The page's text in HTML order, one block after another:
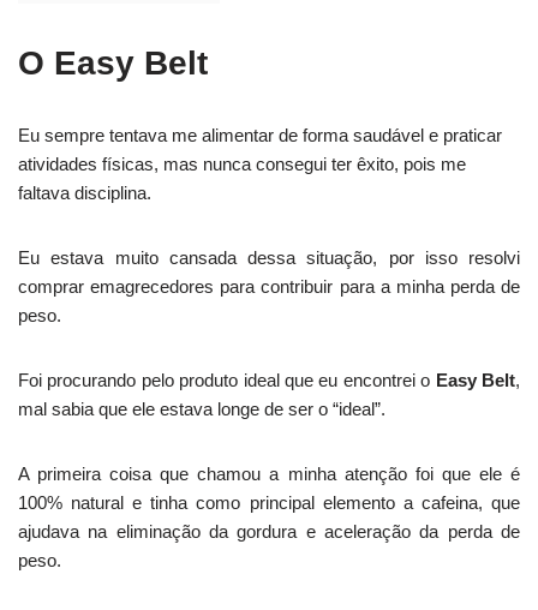
O Easy Belt
Eu sempre tentava me alimentar de forma saudável e praticar
atividades físicas, mas nunca consegui ter êxito, pois me
faltava disciplina.
Eu estava muito cansada dessa situação, por isso resolvi
comprar emagrecedores para contribuir para a minha perda de
peso.
Foi procurando pelo produto ideal que eu encontrei o Easy Belt,
mal sabia que ele estava longe de ser o “ideal”.
A primeira coisa que chamou a minha atenção foi que ele é
100% natural e tinha como principal elemento a cafeina, que
ajudava na eliminação da gordura e aceleração da perda de
peso.